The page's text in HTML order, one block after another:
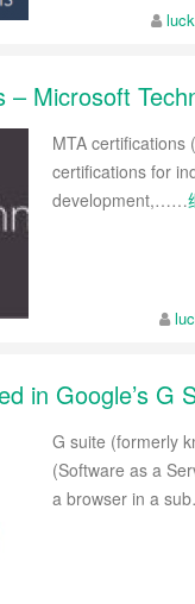
– Microsoft
MTA certifications
certifications for
development,……
in Google’s G
G suite (formerly
(Software as a
a browser in a